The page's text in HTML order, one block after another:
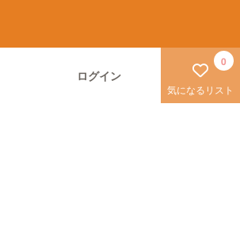
ログイン
気になるリスト
0